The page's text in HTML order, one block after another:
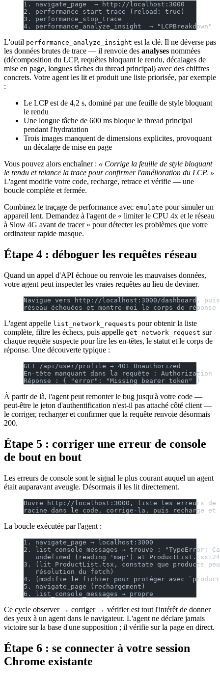
1. navigate_page  → http://localhost:3000
2. performance_start_trace (reload: true)
3. performance_stop_trace
4. performance_analyze_insight  → "LCPBreakdown"
L'outil performance_analyze_insight est la clé. Il ne déverse pas
les données brutes de trace — il renvoie des analyses nommées
(décomposition du LCP, requêtes bloquant le rendu, décalages de
mise en page, longues tâches du thread principal) avec des chiffres
concrets. Votre agent les lit et produit une liste priorisée, par exemple
:
Le LCP est de 4,2 s, dominé par une feuille de style bloquant
le rendu
Une longue tâche de 600 ms bloque le thread principal
pendant l'hydratation
Trois images manquent de dimensions explicites, provoquant
un décalage de mise en page
Vous pouvez alors enchaîner : « Corrige la feuille de style bloquant
le rendu et relance la trace pour confirmer l'amélioration du LCP. »
L'agent modifie votre code, recharge, retrace et vérifie — une
boucle complète et fermée.
Combinez le traçage de performance avec emulate pour simuler un
appareil lent. Demandez à l'agent de « limiter le CPU 4x et le réseau
à Slow 4G avant de tracer » pour détecter les problèmes que votre
ordinateur rapide masque.
Étape 4 : déboguer les requêtes réseau
Quand un appel d'API échoue ou renvoie les mauvaises données,
votre agent peut inspecter les vraies requêtes au lieu de deviner.
Navigue vers http://localhost:3000/dashboard,
réseau échouées et montre-moi le corps de
L'agent appelle list_network_requests pour obtenir la liste
complète, filtre les échecs, puis appelle get_network_request sur
chaque requête suspecte pour lire les en-têtes, le statut et le corps de
réponse. Une découverte typique :
GET /api/user/profile → 401 Unauthorized
En-tête manquant dans la requête : Authorization
Réponse : { "error": "Missing bearer token" }
À partir de là, l'agent peut remonter le bug jusqu'à votre code —
peut-être le jeton d'authentification n'est-il pas attaché côté client —
le corriger, recharger et confirmer que la requête renvoie désormais
200.
Étape 5 : corriger une erreur de console
de bout en bout
Les erreurs de console sont le signal le plus courant auquel un agent
était auparavant aveugle. Désormais il les lit directement.
Ouvre http://localhost:3000, liste les erreurs de
racine dans le code, corrige-la, puis recharge et
La boucle exécutée par l'agent :
1. navigate_page → localhost:3000
2. list_console_messages → trouve : "TypeError:
undefined (reading 'map') at
3. (lit ProductList.tsx, constate que products
   résolution du fetch)
4. (modifie le fichier pour protéger avec
5. navigate_page (rechargement)
6. list_console_messages → propre
Ce cycle observer → corriger → vérifier est tout l'intérêt de donner
des yeux à un agent dans le navigateur. L'agent ne déclare jamais
victoire sur la base d'une supposition ; il vérifie sur la page en direct.
Étape 6 : se connecter à votre session
Chrome existante